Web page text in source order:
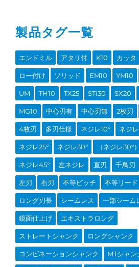
製品タグ一覧
エンドミル アタリ付 K10 カッタ
ロー付け ソリッド EM10 YM10
UM TH10 TX25 STi30 SX20
MG10 中心刃有 中心刃無 2枚刃
4枚刃 多刃仕様 ネジレ10° ネジ
ネジレ25° ネジレ30° （ネジレ30°）
ネジレ45° 左ネジレ 直刃 千鳥刃
左刃 右刃 不等ピッチ 不等リード
ロング刃長 シームレス 一部シーム
鏡面仕上げ エキストラロング
ストレートシャンク ロングシャンク
コンビネーションシャンク MTシャン